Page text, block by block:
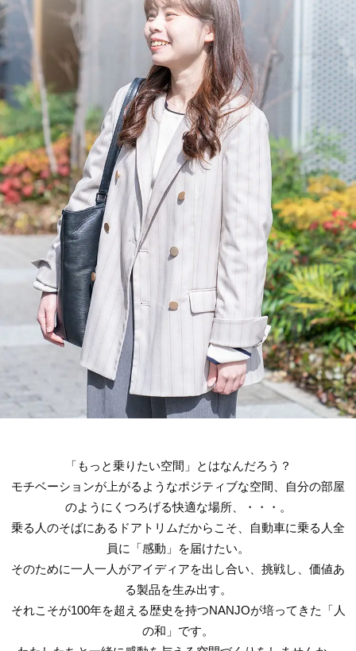
「もっと乗りたい空間」とはなんだろう？
モチベーションが上がるようなポジティブな空間、自分の部屋
のようにくつろげる快適な場所、・・・。
乗る人のそばにあるドアトリムだからこそ、自動車に乗る人全
員に「感動」を届けたい。
そのために一人一人がアイディアを出し合い、挑戦し、価値あ
る製品を生み出す。
それこそが100年を超える歴史を持つNANJOが培ってきた「人
の和」です。